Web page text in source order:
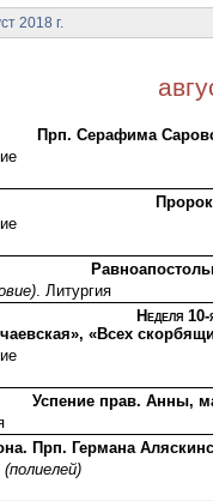
2018 г.
Прп. Серафима
. Литургия
Неделя 10-
«Всех
Успение прав. Анны,
Прп. Германа
(полиелей)